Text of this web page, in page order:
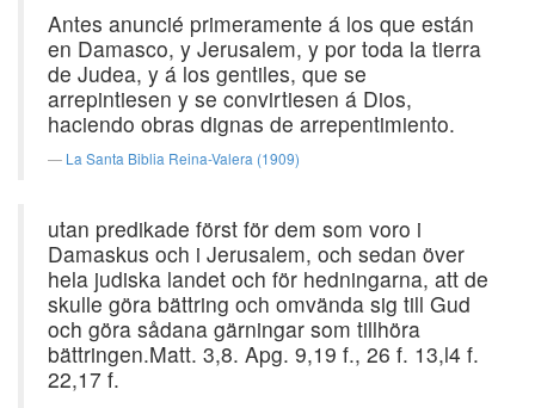
Antes anuncié primeramente á los que están
en Damasco, y Jerusalem, y por toda la tierra
de Judea, y á los gentiles, que se
arrepintiesen y se convirtiesen á Dios,
haciendo obras dignas de arrepentimiento.
La Santa Biblia Reina-Valera (1909)
utan predikade först för dem som voro i
Damaskus och i Jerusalem, och sedan över
hela judiska landet och för hedningarna, att de
skulle göra bättring och omvända sig till Gud
och göra sådana gärningar som tillhöra
bättringen.Matt. 3,8. Apg. 9,19 f., 26 f. 13,l4 f.
22,17 f.